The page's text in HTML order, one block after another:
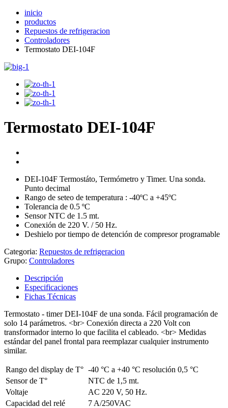
inicio
productos
Repuestos de refrigeracion
Controladores
Termostato DEI-104F
Termostato DEI-104F
DEI-104F Termostáto, Termómetro y Timer. Una sonda.
Punto decimal
Rango de seteo de temperatura : -40ºC a +45ºC
Tolerancia de 0.5 ºC
Sensor NTC de 1.5 mt.
Conexión de 220 V. / 50 Hz.
Deshielo por tiempo de detención de compresor programable
Categoria: Repuestos de refrigeracion
Grupo: Controladores
Descripción
Especificaciones
Fichas Técnicas
Termostato - timer DEI-104F de una sonda. Fácil programación de
solo 14 parámetros. <br> Conexión directa a 220 Volt con
transformador interno lo que facilita el cableado. <br> Medidas
estándar del panel frontal para reemplazar cualquier instrumento
similar.
Rango del display de T° -40 °C a +40 °C resolución 0,5 °C
Sensor de T°
NTC de 1,5 mt.
Voltaje
AC 220 V, 50 Hz.
Capacidad del relé
7 A/250VAC